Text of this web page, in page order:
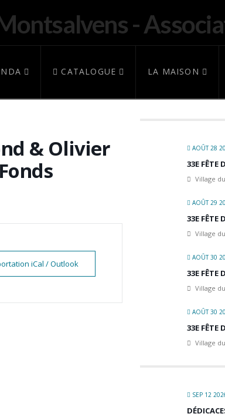
CATALOGUE LA MAISON
& Olivier
iCal / Outlook
AOÛT 28
33E FÊTE
Village
AOÛT 29
33E FÊTE
Village
AOÛT 30
33E FÊTE
Village
AOÛT 30
33E FÊTE
Village
SEP 12